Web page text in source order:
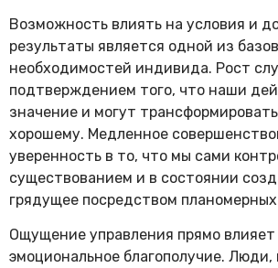
Возможность влиять на условия и
результаты является одной из
необходимостей индивида. Рост
подтверждением того, что наши
значение и могут
хорошему. Медленное
уверенность в то, что мы сами
существованием и в состоянии
грядущее посредством
Ощущение управления прямо влияет
эмоциональное благополучие. Люди,